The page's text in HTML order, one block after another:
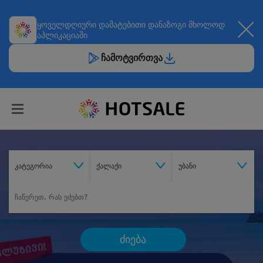
ყოველდღიური დამატებითი დანაზოგი მხოლოდ
აპლიკაციაში
ჩამოტვირთვა
კატეგორია ქალაქი უბანი
ძიება